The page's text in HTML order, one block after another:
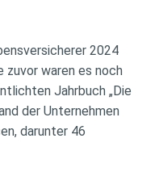
2024
zuvor waren es noch
Jahrbuch „Die
der Unternehmen
darunter 46